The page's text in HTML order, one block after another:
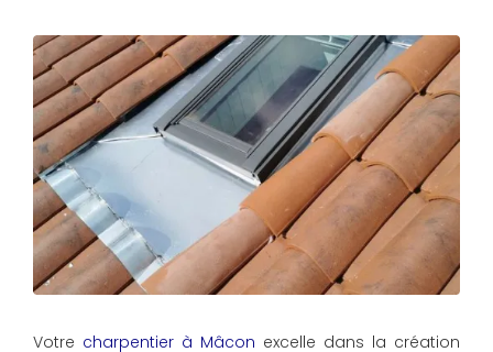
Votre charpentier à Mâcon excelle dans la création